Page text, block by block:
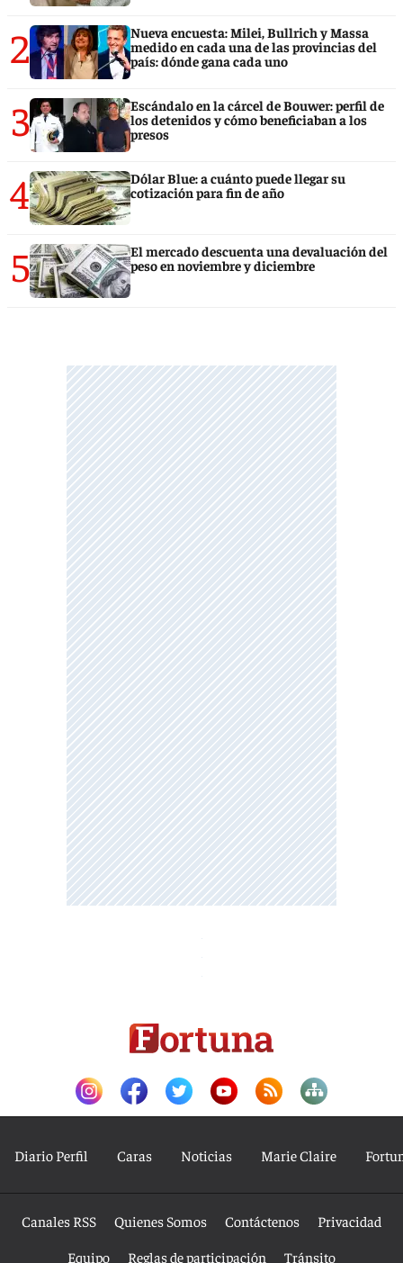
2
Nueva encuesta: Milei, Bullrich y Massa
medido en cada una de las provincias del
país: dónde gana cada uno
3
Escándalo en la cárcel de Bouwer: perfil de
los detenidos y cómo beneficiaban a los
presos
4
Dólar Blue: a cuánto puede llegar su
cotización para fin de año
5
El mercado descuenta una devaluación del
peso en noviembre y diciembre
Diario Perfil Caras Noticias Marie Claire
Canales RSS Quienes Somos Contáctenos
Privacidad
Equipo
Reglas de participación Tránsito